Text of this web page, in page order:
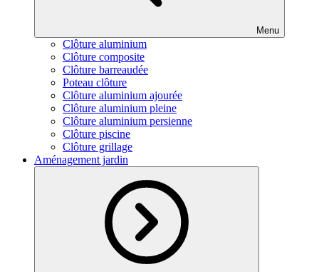
Menu
Clôture aluminium
Clôture composite
Clôture barreaudée
Poteau clôture
Clôture aluminium ajourée
Clôture aluminium pleine
Clôture aluminium persienne
Clôture piscine
Clôture grillage
Aménagement jardin